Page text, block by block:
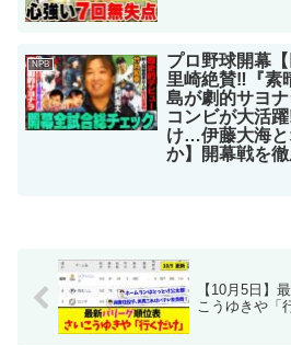
NPB
プロ野球開幕
里崎絶賛‼︎『素
島が劇的サヨ
コンビが大活
け…伊藤大海と
か】開幕戦を
【10月5日】
こうゆきや「